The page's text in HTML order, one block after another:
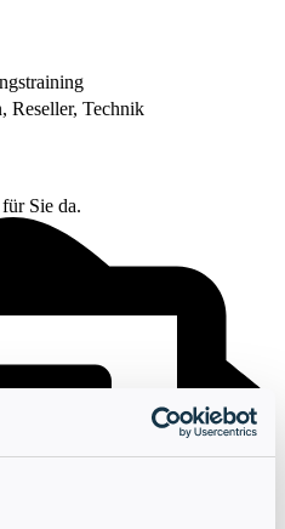
, Reseller, Technik
Sie da.